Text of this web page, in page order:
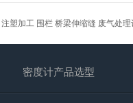
注塑加工 围栏 桥梁伸缩缝 废气处理
密度计产品选型